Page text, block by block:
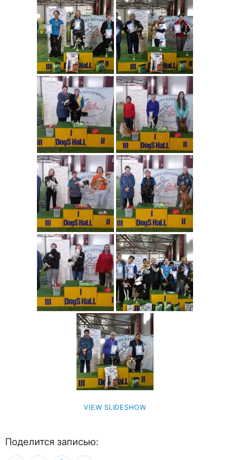
VIEW SLIDESHOW
Поделится записью: